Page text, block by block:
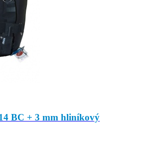
BC + 3 mm hliníkový